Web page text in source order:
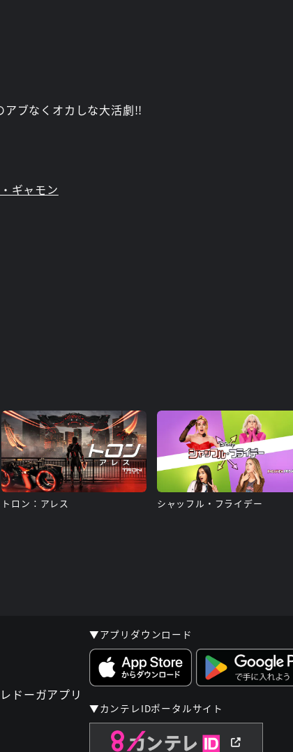
アブなくオカしな大活劇!!
ギャモン
トロン：アレス シャッフル・フライデー
▼アプリダウンロード
▼カンテレIDポータルサイト